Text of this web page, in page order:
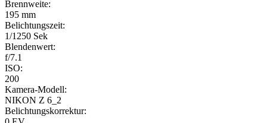
Brennweite:
195 mm
Belichtungszeit:
1/1250 Sek
Blendenwert:
f/7.1
ISO:
200
Kamera-Modell:
NIKON Z 6_2
Belichtungskorrektur: